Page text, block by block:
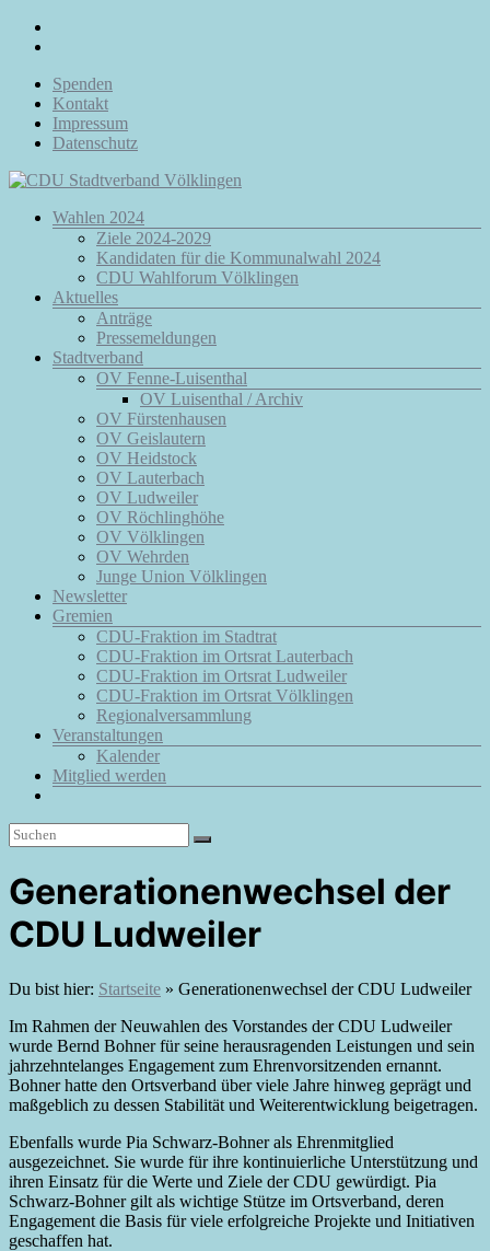
Zum
Inhalt
Spenden
Kontakt
Impressum
Datenschutz
CDU
Stadtverband
Völklingen
Euch.
Menü
Wahlen 2024
Ziele 2024-2029
Kandidaten für die Kommunalwahl 2024
CDU Wahlforum Völklingen
Aktuelles
Anträge
Pressemeldungen
Stadtverband
OV Fenne-Luisenthal
OV Luisenthal / Archiv
OV Fürstenhausen
OV Geislautern
OV Heidstock
OV Lauterbach
OV Ludweiler
OV Röchlinghöhe
OV Völklingen
OV Wehrden
Junge Union Völklingen
Newsletter
Gremien
CDU-Fraktion im Stadtrat
CDU-Fraktion im Ortsrat Lauterbach
CDU-Fraktion im Ortsrat Ludweiler
CDU-Fraktion im Ortsrat Völklingen
Regionalversammlung
Veranstaltungen
Kalender
Mitglied werden
Generationenwechsel der
CDU Ludweiler
Du bist hier: Startseite » Generationenwechsel der CDU Ludweiler
Im Rahmen der Neuwahlen des Vorstandes der CDU Ludweiler
wurde Bernd Bohner für seine herausragenden Leistungen und sein
jahrzehntelanges Engagement zum Ehrenvorsitzenden ernannt.
Bohner hatte den Ortsverband über viele Jahre hinweg geprägt und
maßgeblich zu dessen Stabilität und Weiterentwicklung beigetragen.
Ebenfalls wurde Pia Schwarz-Bohner als Ehrenmitglied
ausgezeichnet. Sie wurde für ihre kontinuierliche Unterstützung und
ihren Einsatz für die Werte und Ziele der CDU gewürdigt. Pia
Schwarz-Bohner gilt als wichtige Stütze im Ortsverband, deren
Engagement die Basis für viele erfolgreiche Projekte und Initiativen
geschaffen hat.